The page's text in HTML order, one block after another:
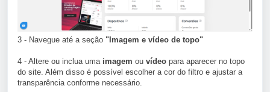
3 - Navegue até a seção "Imagem e vídeo de topo"
4 - Altere ou inclua uma imagem ou vídeo para aparecer no topo
do site. Além disso é possível escolher a cor do filtro e ajustar a
transparência conforme necessário.